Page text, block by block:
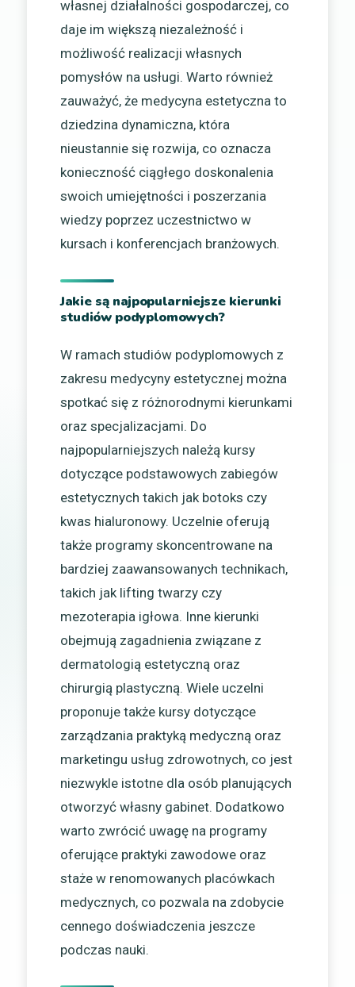
własnej działalności gospodarczej, co
daje im większą niezależność i
możliwość realizacji własnych
pomysłów na usługi. Warto również
zauważyć, że medycyna estetyczna to
dziedzina dynamiczna, która
nieustannie się rozwija, co oznacza
konieczność ciągłego doskonalenia
swoich umiejętności i poszerzania
wiedzy poprzez uczestnictwo w
kursach i konferencjach branżowych.
Jakie są najpopularniejsze kierunki
studiów podyplomowych?
W ramach studiów podyplomowych z
zakresu medycyny estetycznej można
spotkać się z różnorodnymi kierunkami
oraz specjalizacjami. Do
najpopularniejszych należą kursy
dotyczące podstawowych zabiegów
estetycznych takich jak botoks czy
kwas hialuronowy. Uczelnie oferują
także programy skoncentrowane na
bardziej zaawansowanych technikach,
takich jak lifting twarzy czy
mezoterapia igłowa. Inne kierunki
obejmują zagadnienia związane z
dermatologią estetyczną oraz
chirurgią plastyczną. Wiele uczelni
proponuje także kursy dotyczące
zarządzania praktyką medyczną oraz
marketingu usług zdrowotnych, co jest
niezwykle istotne dla osób planujących
otworzyć własny gabinet. Dodatkowo
warto zwrócić uwagę na programy
oferujące praktyki zawodowe oraz
staże w renomowanych placówkach
medycznych, co pozwala na zdobycie
cennego doświadczenia jeszcze
podczas nauki.